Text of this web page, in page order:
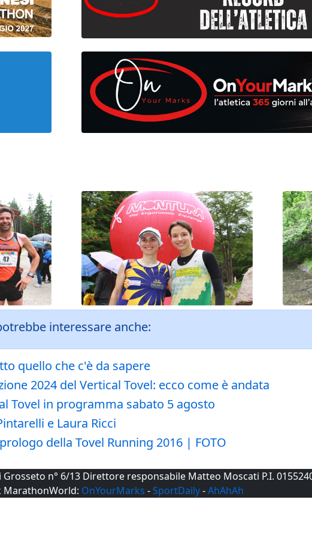
interessare anche:
quello che c'è da sapere
2024 del Vertical Tovel: ecco come è andata
Tovel in programma sabato 5 agosto
e Laura Ricci
della Tovel Running 2016 | FOTO
n° 6/13 Direttore responsabile Matteo Moscati P.I.
MarathonWorld: OnYourMarks -SportDaily-AhAhAh